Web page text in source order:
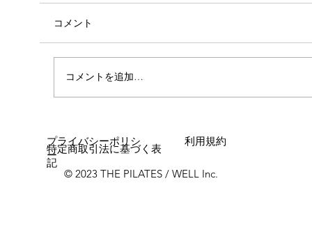
心斎橋店 店長就任！！
コメント
コメントを追加…
© 2023 THE PILATES / WELL Inc.
プライバシーポリシ
ー
利用規約
特定商取引法に基づく表
記